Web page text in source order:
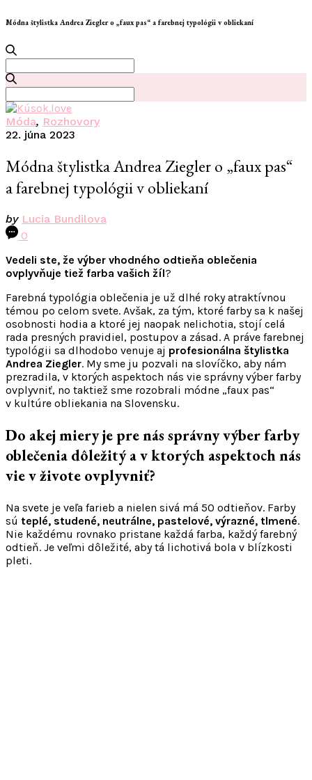
Módna štylistka Andrea Ziegler o „faux pas“ a farebnej typológii v obliekaní
for:
for:
Móda, Rozhovory
22. júna 2023
Módna štylistka Andrea Ziegler o „faux pas“
a farebnej typológii v obliekaní
by Lucia Bundilova
0
Vedeli ste, že výber vhodného odtieňa oblečenia
ovplyvňuje tiež farba vašich žíl?
Farebná typológia oblečenia je už dlhé roky atraktívnou
témou po celom svete. Avšak, za tým, ktoré farby sa k našej
osobnosti hodia a ktoré jej naopak nelichotia, stojí celá
rada presných pravidiel, postupov a zásad. A práve farebnej
typológii sa dlhodobo venuje aj profesionálna štylistka
Andrea Ziegler. My sme ju pozvali na slovíčko, aby nám
prezradila, v ktorých aspektoch nás vie správny výber farby
ovplyvniť, no taktiež sme rozobrali módne „faux pas“
v kultúre obliekania na Slovensku.
Do akej miery je pre nás správny výber farby
oblečenia dôležitý a v ktorých aspektoch nás
vie v živote ovplyvniť?
Na svete je veľa farieb a nielen sivá má 50 odtieňov. Farby
sú teplé, studené, neutrálne, pastelové, výrazné, tlmené.
Nie každému rovnako pristane každá farba, každý farebný
odtieň. Je veľmi dôležité, aby tá lichotivá bola v blízkosti
pleti.